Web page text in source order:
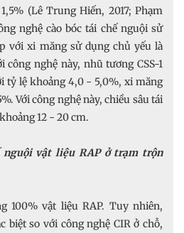
(Lê Trung Hiến, 2017; Phạm
nghệ cào bóc tái chế nguội sử
với xi măng sử dụng chủ yếu là
công nghệ này, nhũ tương CSS-1
tỷ lệ khoảng 4,0 - 5,0%, xi măng
Với công nghệ này, chiều sâu tái
12 - 20 cm.
nguội vật liệu RAP ở trạm trộn
100% vật liệu RAP. Tuy nhiên,
biệt so với công nghệ CIR ở chỗ,